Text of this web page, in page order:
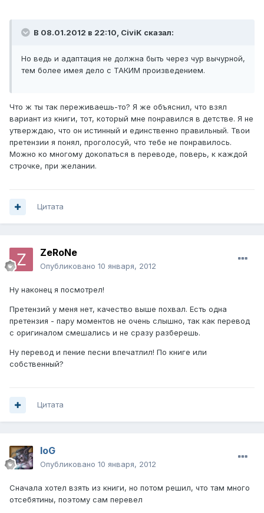
В 08.01.2012 в 22:10, CiviK сказал:
Но ведь и адаптация не должна быть через чур вычурной,
тем более имея дело с ТАКИМ произведением.
Что ж ты так переживаешь-то? Я же объяснил, что взял
вариант из книги, тот, который мне понравился в детстве. Я не
утверждаю, что он истинный и единственно правильный. Твои
претензии я понял, проголосуй, что тебе не понравилось.
Можно ко многому докопаться в переводе, поверь, к каждой
строчке, при желании.
Цитата
ZeRoNe
Опубликовано 10 января, 2012
Ну наконец я посмотрел!
Претензий у меня нет, качество выше похвал. Есть одна
претензия - пару моментов не очень слышно, так как перевод
с оригиналом смешались и не сразу разберешь.
Ну перевод и пение песни впечатлил! По книге или
собственный?
Цитата
IoG
Опубликовано 10 января, 2012
Сначала хотел взять из книги, но потом решил, что там много
отсебятины, поэтому сам перевел